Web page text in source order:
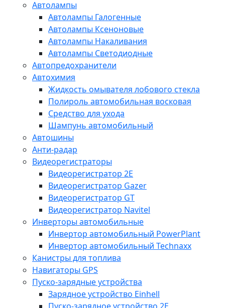
Автолампы
Автолампы Галогенные
Автолампы Ксеноновые
Автолампы Накаливания
Автолампы Светодиодные
Автопредохранители
Автохимия
Жидкость омывателя лобового стекла
Полироль автомобильная восковая
Средство для ухода
Шампунь автомобильный
Автошины
Анти-радар
Видеорегистраторы
Видеорегистратор 2E
Видеорегистратор Gazer
Видеорегистратор GT
Видеорегистратор Navitel
Инверторы автомобильные
Инвертор автомобильный PowerPlant
Инвертор автомобильный Technaxx
Канистры для топлива
Навигаторы GPS
Пуско-зарядные устройства
Зарядное устройство Einhell